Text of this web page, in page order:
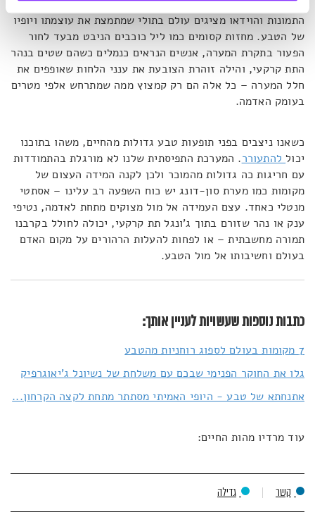
התמונות והוידאו מציגים עולם בתולי שמתמצת את עוצמתו ויופיו
של הטבע. מחזות קסומים כמו ליל כוכבים הניבט מבעד לחור
הפעור בתקרת המערה, אנשים הנראים כנמלים כשהם שטים בנהר
התת קרקעי, והילה זוהרת הצובעת את ענני הלחות שאופפים את
חלל המערה – כל אלה הם רק קמצוץ ממה שמתרחש אלפי מטרים
בעומק האדמה.
כשאנו ניצבים בפני תופעות טבע גדולות מהחיים, משהו בתוכנו
יכול להתעורר. המערכת התפיסתית שלנו לא מורגלת בהתמודדות
עם חריגות כה גדולות מהמוכר ולכן לקנה המידה העצום של
מקומות כמו מערת סון-דונג יש כוח השפעה רב עלינו – אסתטי
מנטלי כאחד. עצם העמידה אל מול מצוקים מתחת לאדמה, נטיפי
ענק או נהר שזורם בתוך ג'ונגל תת קרקעי, יכולה לחולל בקרבנו
תמורה מחשבתית – או לפחות להעלות הרהורים על מקום האדם
בעולם וחשיבותו אל מול הטבע.
כתבות נוספות שעשויות לעניין אותך:
7 מקומות בעולם לספוג רוחניות מהטבע
גלו את החוקר הפנימי שבכם עם משלחת של נשיונל ג'יאוגרפיק
אתנחתא של טבע - היופי האמיתי מסתתר מתחת לקצה הקרחון...
עוד מרדיו מהות החיים:
קשר גדילה